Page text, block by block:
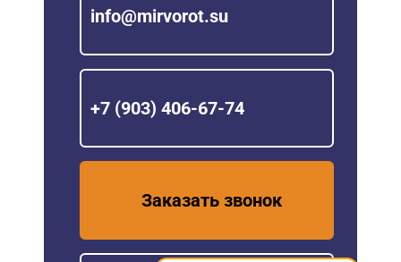
info@mirvorot.su
+7 (903) 406-67-74
Заказать звонок